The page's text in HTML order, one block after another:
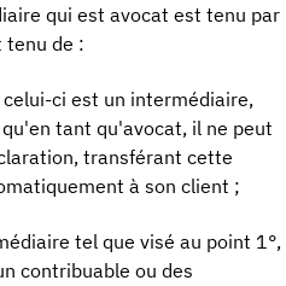
qui est avocat est tenu par
tenu de :
ci est un intermédiaire,
tant qu'avocat, il ne peut
transférant cette
à son client ;
tel que visé au point 1°,
contribuable ou des